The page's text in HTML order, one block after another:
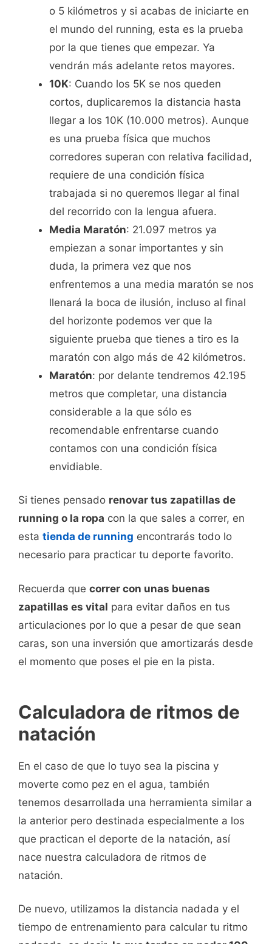
o 5 kilómetros y si acabas de iniciarte en
el mundo del running, esta es la prueba
por la que tienes que empezar. Ya
vendrán más adelante retos mayores.
10K: Cuando los 5K se nos queden
cortos, duplicaremos la distancia hasta
llegar a los 10K (10.000 metros). Aunque
es una prueba física que muchos
corredores superan con relativa facilidad,
requiere de una condición física
trabajada si no queremos llegar al final
del recorrido con la lengua afuera.
Media Maratón: 21.097 metros ya
empiezan a sonar importantes y sin
duda, la primera vez que nos
enfrentemos a una media maratón se nos
llenará la boca de ilusión, incluso al final
del horizonte podemos ver que la
siguiente prueba que tienes a tiro es la
maratón con algo más de 42 kilómetros.
Maratón: por delante tendremos 42.195
metros que completar, una distancia
considerable a la que sólo es
recomendable enfrentarse cuando
contamos con una condición física
envidiable.
Si tienes pensado renovar tus zapatillas de
running o la ropa con la que sales a correr, en
esta tienda de running encontrarás todo lo
necesario para practicar tu deporte favorito.
Recuerda que correr con unas buenas
zapatillas es vital para evitar daños en tus
articulaciones por lo que a pesar de que sean
caras, son una inversión que amortizarás desde
el momento que poses el pie en la pista.
Calculadora de ritmos de
natación
En el caso de que lo tuyo sea la piscina y
moverte como pez en el agua, también
tenemos desarrollada una herramienta similar a
la anterior pero destinada especialmente a los
que practican el deporte de la natación, así
nace nuestra calculadora de ritmos de
natación.
De nuevo, utilizamos la distancia nadada y el
tiempo de entrenamiento para calcular tu ritmo